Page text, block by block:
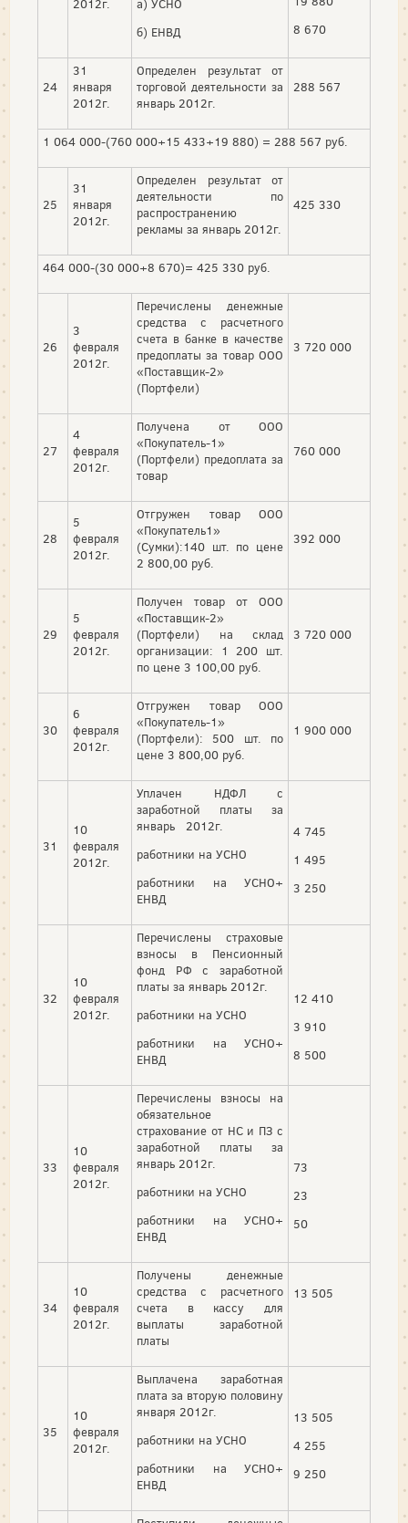
2012г.
а) УСНО
б) ЕНВД
8 670
24
31
января
2012г.
Определен результат от
торговой деятельности за
январь 2012г.
288 567
1 064 000-(760 000+15 433+19 880) = 288 567 руб.
25
31
января
2012г.
Определен результат от
деятельности по
распространению
рекламы за январь 2012г.
425 330
464 000-(30 000+8 670)= 425 330 руб.
26
3
февраля
2012г.
Перечислены денежные
средства с расчетного
счета в банке в качестве
предоплаты за товар ООО
«Поставщик-2»
(Портфели)
3 720 000
27
4
февраля
2012г.
Получена от ООО
«Покупатель-1»
(Портфели) предоплата за
товар
760 000
28
5
февраля
2012г.
Отгружен товар ООО
«Покупатель1»
(Сумки):140 шт. по цене
2 800,00 руб.
392 000
29
5
февраля
2012г.
Получен товар от ООО
«Поставщик-2»
(Портфели) на склад
организации: 1 200 шт.
по цене 3 100,00 руб.
3 720 000
30
6
февраля
2012г.
Отгружен товар ООО
«Покупатель-1»
(Портфели): 500 шт. по
цене 3 800,00 руб.
1 900 000
31
10
февраля
2012г.
Уплачен НДФЛ с
заработной платы за
январь 2012г.
работники на УСНО
работники на УСНО+
ЕНВД
4 745
1 495
3 250
32
10
февраля
2012г.
Перечислены страховые
взносы в Пенсионный
фонд РФ с заработной
платы за январь 2012г.
работники на УСНО
работники на УСНО+
ЕНВД
12 410
3 910
8 500
33
10
февраля
2012г.
Перечислены взносы на
обязательное
страхование от НС и ПЗ с
заработной платы за
январь 2012г.
работники на УСНО
работники на УСНО+
ЕНВД
73
23
50
34
10
февраля
2012г.
Получены денежные
средства с расчетного
счета в кассу для
выплаты заработной
платы
13 505
35
10
февраля
2012г.
Выплачена заработная
плата за вторую половину
января 2012г.
работники на УСНО
работники на УСНО+
ЕНВД
13 505
4 255
9 250